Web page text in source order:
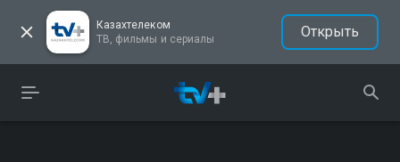
Казахтелеком
ТВ, фильмы и сериалы
Открыть